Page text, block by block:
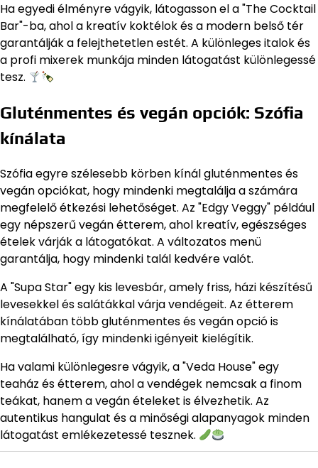
Ha egyedi élményre vágyik, látogasson el a "The Cocktail
Bar"-ba, ahol a kreatív koktélok és a modern belső tér
garantálják a felejthetetlen estét. A különleges italok és
a profi mixerek munkája minden látogatást különlegessé
tesz.
Gluténmentes és vegán opciók: Szófia
kínálata
Szófia egyre szélesebb körben kínál gluténmentes és
vegán opciókat, hogy mindenki megtalálja a számára
megfelelő étkezési lehetőséget. Az "Edgy Veggy" például
egy népszerű vegán étterem, ahol kreatív, egészséges
ételek várják a látogatókat. A változatos menü
garantálja, hogy mindenki talál kedvére valót.
A "Supa Star" egy kis levesbár, amely friss, házi készítésű
levesekkel és salátákkal várja vendégeit. Az étterem
kínálatában több gluténmentes és vegán opció is
megtalálható, így mindenki igényeit kielégítik.
Ha valami különlegesre vágyik, a "Veda House" egy
teaház és étterem, ahol a vendégek nemcsak a finom
teákat, hanem a vegán ételeket is élvezhetik. Az
autentikus hangulat és a minőségi alapanyagok minden
látogatást emlékezetessé tesznek.